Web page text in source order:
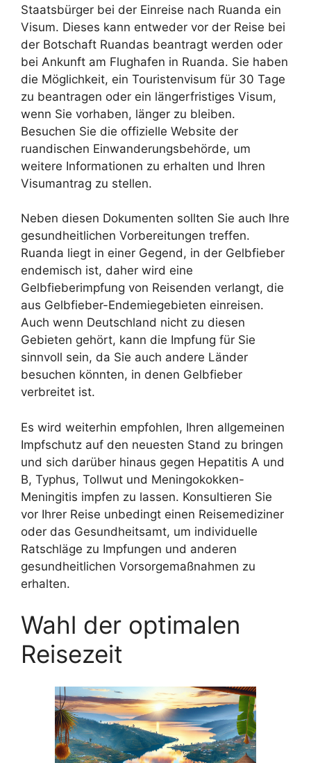
Staatsbürger bei der Einreise nach Ruanda ein
Visum. Dieses kann entweder vor der Reise bei
der Botschaft Ruandas beantragt werden oder
bei Ankunft am Flughafen in Ruanda. Sie haben
die Möglichkeit, ein Touristenvisum für 30 Tage
zu beantragen oder ein längerfristiges Visum,
wenn Sie vorhaben, länger zu bleiben.
Besuchen Sie die offizielle Website der
ruandischen Einwanderungsbehörde, um
weitere Informationen zu erhalten und Ihren
Visumantrag zu stellen.
Neben diesen Dokumenten sollten Sie auch Ihre
gesundheitlichen Vorbereitungen treffen.
Ruanda liegt in einer Gegend, in der Gelbfieber
endemisch ist, daher wird eine
Gelbfieberimpfung von Reisenden verlangt, die
aus Gelbfieber-Endemiegebieten einreisen.
Auch wenn Deutschland nicht zu diesen
Gebieten gehört, kann die Impfung für Sie
sinnvoll sein, da Sie auch andere Länder
besuchen könnten, in denen Gelbfieber
verbreitet ist.
Es wird weiterhin empfohlen, Ihren allgemeinen
Impfschutz auf den neuesten Stand zu bringen
und sich darüber hinaus gegen Hepatitis A und
B, Typhus, Tollwut und Meningokokken-
Meningitis impfen zu lassen. Konsultieren Sie
vor Ihrer Reise unbedingt einen Reisemediziner
oder das Gesundheitsamt, um individuelle
Ratschläge zu Impfungen und anderen
gesundheitlichen Vorsorgemaßnahmen zu
erhalten.
Wahl der optimalen
Reisezeit